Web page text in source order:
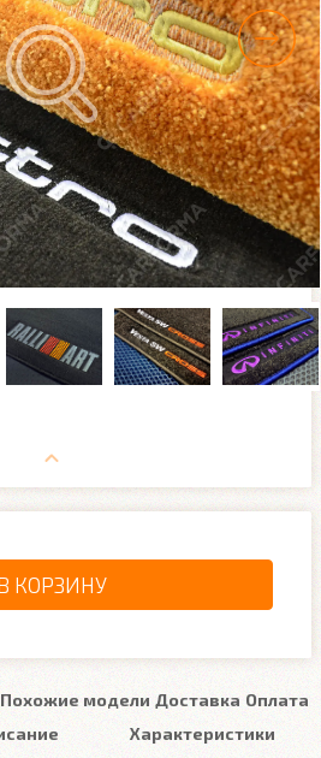
КОРЗИНУ
Похожие модели Доставка Оплата
Характеристики